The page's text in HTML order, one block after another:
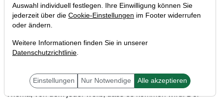
In dieser Ausgabe des aktien Magazin besprechen wir ein
Thema, von dem jeder weiß, dass es kommen wird: Der
Auswahl individuell festlegen. Ihre Einwilligung können Sie
jederzeit über die Cookie-Einstellungen im Footer widerrufen
oder ändern.
Weitere Informationen finden Sie in unserer
Datenschutzrichtlinie.
Einstellungen Nur Notwendige Alle akzeptieren